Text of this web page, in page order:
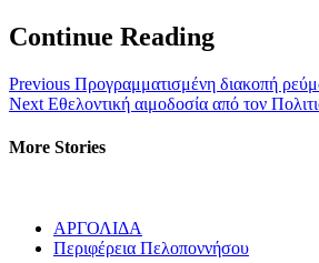
Continue Reading
Previous Προγραμματισμένη διακοπή
Next Εθελοντική αιμοδοσία από τον
More Stories
ΑΡΓΟΛΙΔΑ
Περιφέρεια Πελοποννήσου